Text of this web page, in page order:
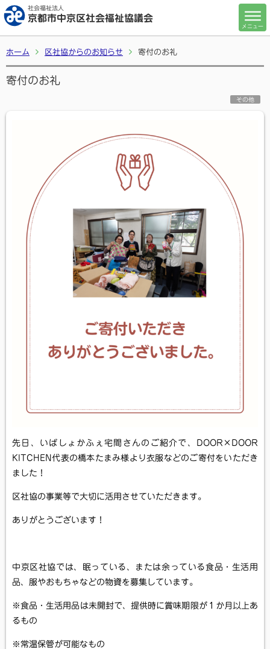
社会福祉法人
京都市中京区社会福祉協議会
メニュー
ホーム 区社協からのお知らせ 寄付のお礼
寄付のお礼
その他
先日、いばしょかふぇ宅間さんのご紹介で、DOOR×DOOR
KITCHEN代表の橋本たまみ様より衣服などのご寄付をいただき
ました！
区社協の事業等で大切に活用させていただきます。
ありがとうございます！
中京区社協では、眠っている、または余っている食品・生活用
品、服やおもちゃなどの物資を募集しています。
※食品・生活用品は未開封で、提供時に賞味期限が１か月以上あ
るもの
※常温保管が可能なもの